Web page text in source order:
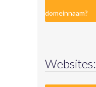
domeinnaam?
Websites: